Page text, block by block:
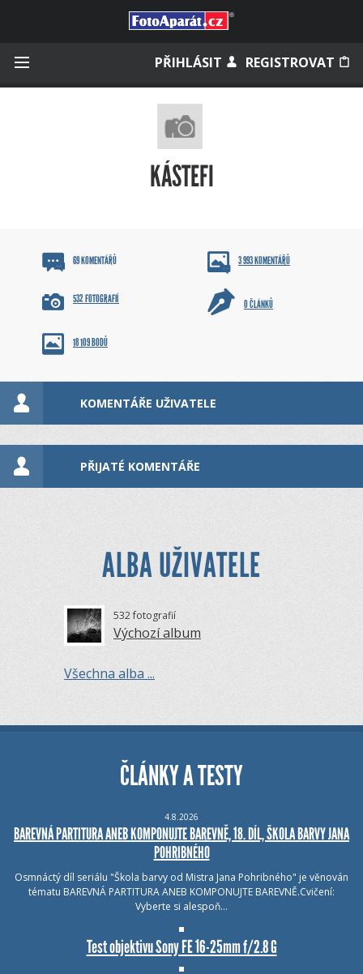
PŘIHLÁSIT REGISTROVAT
Zapamatovat
KÁSTEFI
69 KOMENTÁŘŮ 3 993 KOMENTÁŘŮ
532 FOTOGRAFIÍ 0 ČLÁNKŮ
18 109 BODŮ
KOMENTÁŘE UŽIVATELE
PŘIJATÉ KOMENTÁŘE
ALBA UŽIVATELE
532 fotografií
Výchozí album
Všechna alba ...
ČLÁNKY A TESTY
4.8.2026
BAREVNÁ PARTITURA ANEB KOMPONUJTE BAREVNĚ, 18. DÍL, ŠKOLA BARVY JANA
POHRIBNÉHO
Osmnáctý díl seriálu "Škola barvy od Mistra Jana Pohribného" je věnován
tématu BAREVNÁ PARTITURA ANEB KOMPONUJTE BAREVNĚ.Cvičení:
Vyberte si alespoň…
Test objektivu Sony FE 16-25mm f/2.8 G